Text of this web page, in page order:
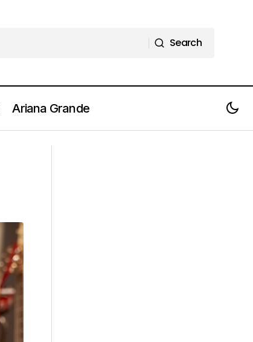
Search
Ariana Grande